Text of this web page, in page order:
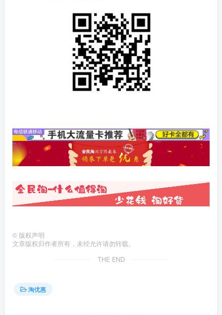
© 版权声明
文章版权归作者所有，未经允许请勿转载。
THE END
淘优惠